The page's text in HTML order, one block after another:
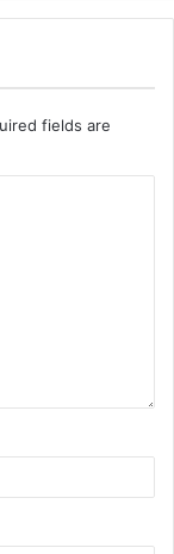
fields are